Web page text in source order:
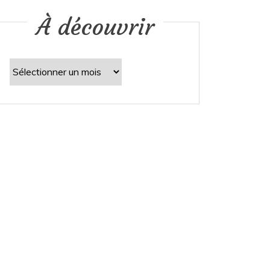
À découvrir
découvrir